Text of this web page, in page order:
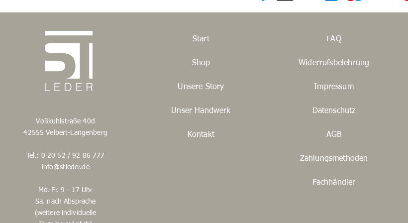
Voßkuhlstraße 40d
42555 Velbert-Langenberg
Tel.: 0 20 52 / 92 86 777
info@stleder.de
Mo.-Fr. 9 - 17 Uhr
Sa. nach Absprache
(weitere individuelle
Start
Shop
Unsere Story
Unser Handwerk
Kontakt
FAQ
Widerrufsbelehrung
Impressum
Datenschutz
AGB
Zahlungsmethoden
Fachhändler